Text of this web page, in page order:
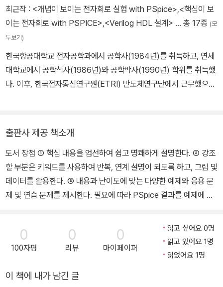
수행했습니다. 주 관심 분야는 차세대 융합네트워크의 구조 및 최적
화, 무선 모바일 네트워크에서의 QoS 트래픽제어 및 보안 기법, 빅
데이터 트래픽 모델링, 인공지능과 클라우드 컴퓨팅 기술 및 응용 등
최상위 100대 공학자에 선정되었으며 2019년부터 대한전자공학회
(IEIE) 부회장을 역임하고 있습니다. 국내외 저널과 학술회의에서 다
수의 논문을 발표했으며 저서로는 『초고속정보통신과 프로토콜』(21
다.
최근작 : <개념이 보이는 전자회로 실험 with PSpice>,<핵심이 보
이는 전자회로 with PSPICE>,<Verilog HDL 설계> … 총 17종 (모
두보기)
한국항공대학교 전자공학과에서 공학사(1984년)를 취득하고, 연세
대학교에서 공학석사(1986년)와 공학박사(1990년) 학위를 취득했
다. 이후, 한국전자통신연구원(ETRI) 반도체연구단에서 근무했으며,
퓨터공학과 (2013)에서 방문연구를 수행했으며, 연구 분야는 디지털
집적회로 설계, 정보보안 회로 설계 및 보안 SoC 설계 등이다.
출판사 제공 책소개
도서 장점 ① 핵심 내용을 엄선하여 쉽고 명쾌하게 설명한다. ② 강조
할 부분은 키워드를 사용하여 반복, 연계 설명이 되도록 하고, 그림 및
데이터를 활용한다. ③ 내용과 난이도에 맞는 다양한 예제와 응용 문
제 및 연습 문제를 제시한다. 필요에 따라 PSpice 결과를 예제에 활
회로 해석과 설계 과제를 통한 응용능력 향상! 【누구를 위한 책인가?】
이 책은 4년제 대학의 전자ㆍ전기ㆍ정보통신공학 학부생을 위한 전
추렸으며, 핵심 개념을 쉽게 이해할 수 있도록 자세한 설명과 함께 예
0
100자평
0
리뷰
0
마이페이퍼
읽고 싶어요 0명
읽고 있어요 1명
읽었어요 1명
이 책에 내가 남긴 글